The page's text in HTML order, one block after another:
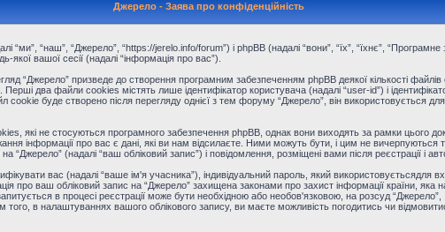
Джерело - Заява про конфіденційність
“ми”, “наш”, “Джерело”, “https://jerelo.info/forum”) і phpBB (надалі “вони”, “їх”, “їхнє”,
вашої сесії (надалі “інформація про вас”).
“Джерело” призведе до створення програмним забезпеченням phpBB деякої кількості
два файли cookies містять лише ідентифікатор користувача (надалі “user-id”) і
буде створено після перегляду однієї з тем форуму “Джерело”, він використовується для
які не стосуються програмного забезпечення phpBB, однак вони виходять за рамки цього
інформації про вас є дані, які ви нам відсилаєте. Ними можуть бути, і цим не вичерпуються
“Джерело” (надалі “ваш обліковий запис”) і повідомлення, розміщені вами після реєстрації і
вас (надалі “ваше ім'я учасника”), індивідуальний пароль, який використовуєтьсядля
про ваш обліковий запис на “Джерело” захищена законами про захист інформації країни, яка
в процесі реєстрації може бути необхідною або необов'язковою, на розсуд
в налаштуваннях вашого облікового запису, ви маєте можливість погодитись чи